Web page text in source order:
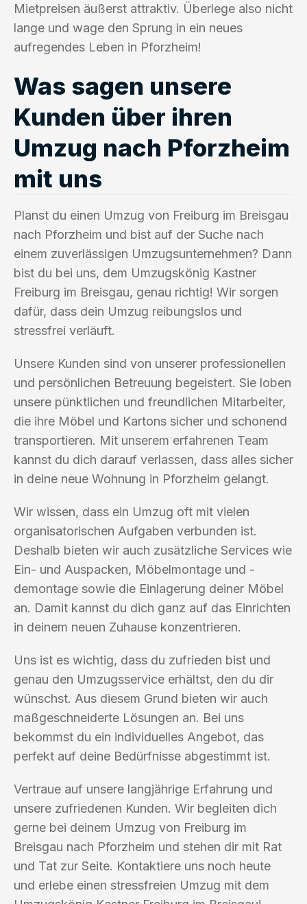
Mietpreisen äußerst attraktiv. Überlege also nicht
lange und wage den Sprung in ein neues
aufregendes Leben in Pforzheim!
Was sagen unsere
Kunden über ihren
Umzug nach Pforzheim
mit uns
Planst du einen Umzug von Freiburg im Breisgau
nach Pforzheim und bist auf der Suche nach
einem zuverlässigen Umzugsunternehmen? Dann
bist du bei uns, dem Umzugskönig Kastner
Freiburg im Breisgau, genau richtig! Wir sorgen
dafür, dass dein Umzug reibungslos und
stressfrei verläuft.
Unsere Kunden sind von unserer professionellen
und persönlichen Betreuung begeistert. Sie loben
unsere pünktlichen und freundlichen Mitarbeiter,
die ihre Möbel und Kartons sicher und schonend
transportieren. Mit unserem erfahrenen Team
kannst du dich darauf verlassen, dass alles sicher
in deine neue Wohnung in Pforzheim gelangt.
Wir wissen, dass ein Umzug oft mit vielen
organisatorischen Aufgaben verbunden ist.
Deshalb bieten wir auch zusätzliche Services wie
Ein- und Auspacken, Möbelmontage und -
demontage sowie die Einlagerung deiner Möbel
an. Damit kannst du dich ganz auf das Einrichten
in deinem neuen Zuhause konzentrieren.
Uns ist es wichtig, dass du zufrieden bist und
genau den Umzugsservice erhältst, den du dir
wünschst. Aus diesem Grund bieten wir auch
maßgeschneiderte Lösungen an. Bei uns
bekommst du ein individuelles Angebot, das
perfekt auf deine Bedürfnisse abgestimmt ist.
Vertraue auf unsere langjährige Erfahrung und
unsere zufriedenen Kunden. Wir begleiten dich
gerne bei deinem Umzug von Freiburg im
Breisgau nach Pforzheim und stehen dir mit Rat
und Tat zur Seite. Kontaktiere uns noch heute
und erlebe einen stressfreien Umzug mit dem